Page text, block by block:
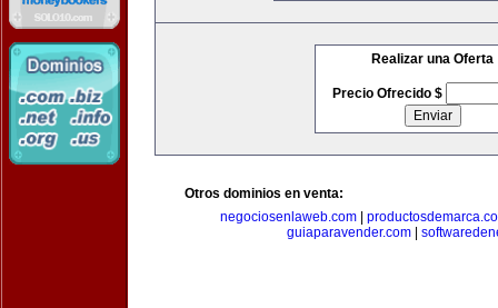
Realizar una Oferta
Precio Ofrecido $
Otros dominios en venta:
negociosenlaweb.com
guiaparavender.com|